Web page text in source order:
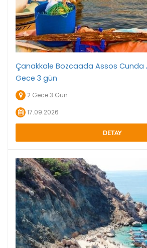
Çanakkale Bozcaada Assos Cunda
Gece 3 gün
2 Gece 3 Gün
17.09.2026
DETAY